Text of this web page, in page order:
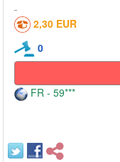
2,30 EUR
0
FR - 59***